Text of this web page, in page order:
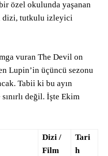
özel okulunda yaşanan
dizi, tutkulu izleyici
vuran The Devil on
Lupin’in üçüncü sezonu
Tabii ki bu ayın
değil. İşte Ekim
Dizi /
Film
Tari
h